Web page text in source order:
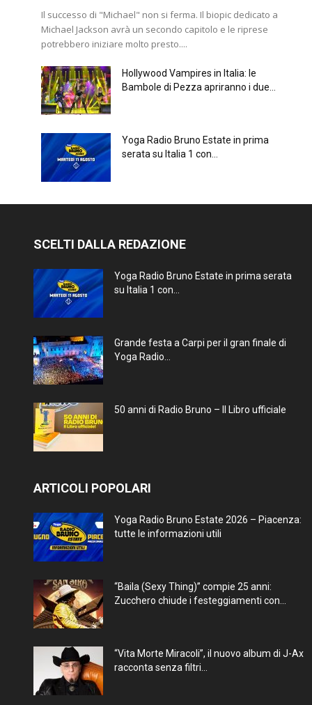
Il successo di "Michael" non si ferma. Il biopic dedicato a
Michael Jackson avrà un secondo capitolo e le riprese
potrebbero iniziare molto presto....
Hollywood Vampires in Italia: le
Bambole di Pezza apriranno i due...
Yoga Radio Bruno Estate in prima
serata su Italia 1 con...
SCELTI DALLA REDAZIONE
Yoga Radio Bruno Estate in prima serata
su Italia 1 con...
Grande festa a Carpi per il gran finale di
Yoga Radio...
50 anni di Radio Bruno – Il Libro ufficiale
ARTICOLI POPOLARI
Yoga Radio Bruno Estate 2026 – Piacenza:
tutte le informazioni utili
“Baila (Sexy Thing)” compie 25 anni:
Zucchero chiude i festeggiamenti con...
“Vita Morte Miracoli”, il nuovo album di J-Ax
racconta senza filtri...